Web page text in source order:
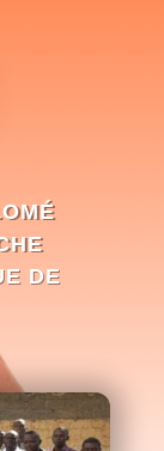
DE